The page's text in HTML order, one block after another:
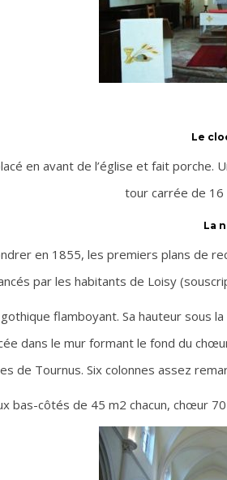
Le
en avant de l’église et fait
tour carrée de
La
en 1855, les premiers plans de
par les habitants de Loisy
flamboyant. Sa hauteur
dans le mur formant le fond du
de Tournus. Six colonnes assez
bas-côtés de 45 m2 chacun, chœur